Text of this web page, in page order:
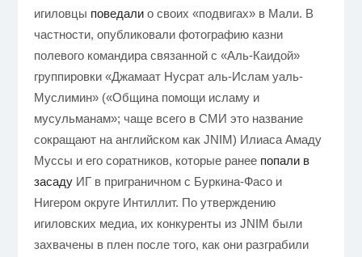
игиловцы поведалио своих «подвигах» в Мали. В
частности, опубликовали фотографию казни
полевого командира связанной с «Аль-Каидой»
группировки «Джамаат Нусрат аль-Ислам уаль-
Муслимин» («Община помощи исламу и
мусульманам»; чаще всего в СМИ это название
сокращают на английском как JNIM) Илиаса Амаду
Муссы и его соратников, которые ранее попали в
засадуИГ в приграничном с Буркина-Фасо и
Нигером округе Интиллит. По утверждению
игиловских медиа, их конкуренты из JNIM были
захвачены в плен после того, как они разграбили